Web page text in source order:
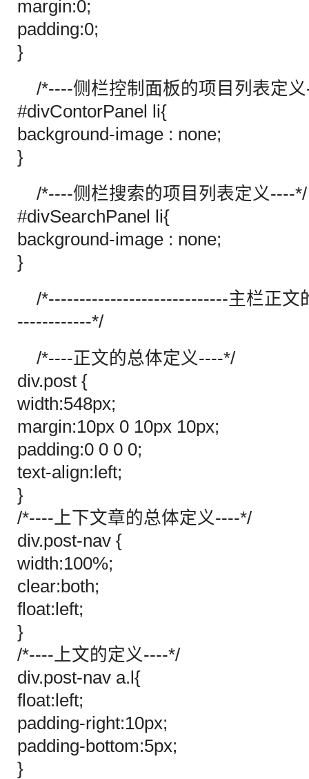
margin:0;
padding:0;
}
/*----侧栏控制面板的项目列表定
#divContorPanel li{
background-image : none;
}
/*----侧栏搜索的项目列表定义----*/
#divSearchPanel li{
background-image : none;
}
/*-----------------------------主栏正文
------------*/
/*----正文的总体定义----*/
div.post {
width:548px;
margin:10px 0 10px 10px;
padding:0 0 0 0;
text-align:left;
}
/*----上下文章的总体定义----*/
div.post-nav {
width:100%;
clear:both;
float:left;
}
/*----上文的定义----*/
div.post-nav a.l{
float:left;
padding-right:10px;
padding-bottom:5px;
}